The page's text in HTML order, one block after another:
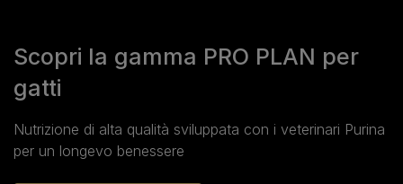
Scopri la gamma PRO PLAN per
gatti
Nutrizione di alta qualità sviluppata con i veterinari Purina
per un longevo benessere